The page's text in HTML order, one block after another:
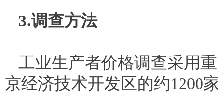
3.调查方法
工业生产者价格调查采用
京经济技术开发区的约1200